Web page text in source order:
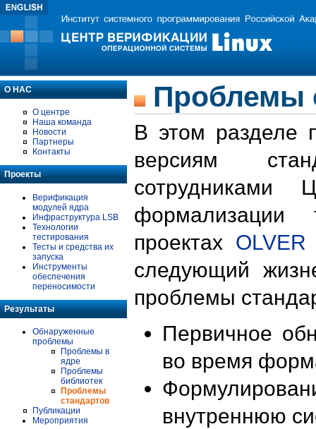
О НАС
О центре
Наша команда
Новости
Партнеры
Контакты
Проекты
Верификация
модулей ядра
Инфраструктура LSB
Технологии
тестирования
Тесты и средства их
запуска
Инструменты
обеспечения
переносимости
Результаты
Обнаруженные
проблемы
Проблемы в
ядре
Проблемы
библиотек
Проблемы
стандартов
Публикации
Мероприятия
Проблемы
В этом разделе
версиям
формализации
проектах OLVER
следующий
проблемы
Первичное
во время
внутреннюю